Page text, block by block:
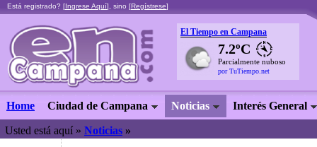
Está registrado? [Ingrese Aquí], sino [Regístrese]
El Tiempo en Campana
7.2ºC
Parcialmente nuboso
por TuTiempo.net
Home Ciudad de Campana Noticias Interés General
Usted está aquí » Noticias »